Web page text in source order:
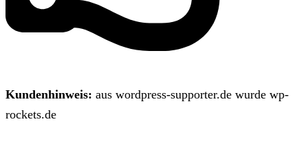
Kundenhinweis: aus wordpress-supporter.de wurde wp-
rockets.de